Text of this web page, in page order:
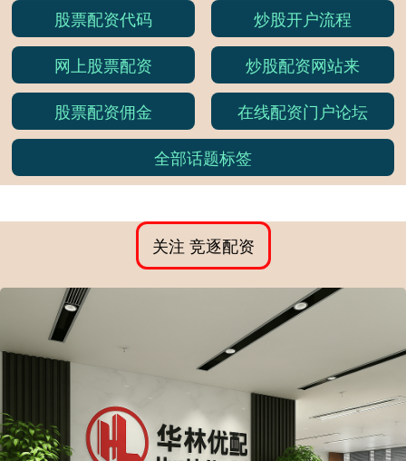
股票配资代码
炒股开户流程
网上股票配资
炒股配资网站来
股票配资佣金
在线配资门户论坛
全部话题标签
关注 竞逐配资